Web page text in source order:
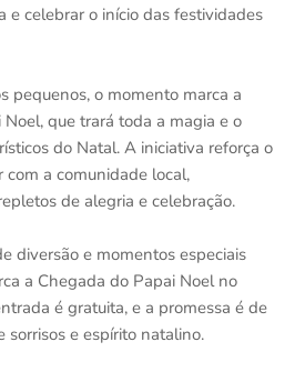
e celebrar o início das festividades
pequenos, o momento marca a
que trará toda a magia e o
do Natal. A iniciativa reforça o
com a comunidade local,
de alegria e celebração.
diversão e momentos especiais
a Chegada do Papai Noel no
é gratuita, e a promessa é de
sorrisos e espírito natalino.